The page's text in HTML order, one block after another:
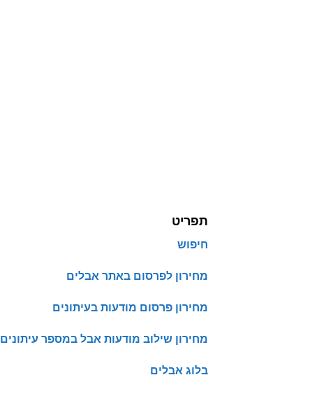
תפריט
חיפוש
מחירון לפרסום באתר אבלים
מחירון פרסום מודעות בעיתונים
מחירון שילוב מודעות אבל במספר עיתונים
בלוג אבלים